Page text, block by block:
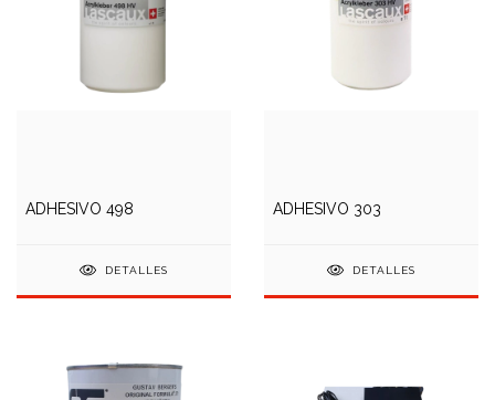
ADHESIVO 498
DETALLES
ADHESIVO 303
DETALLES